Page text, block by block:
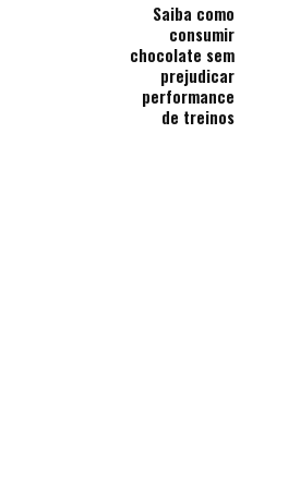
Saiba como
consumir
chocolate sem
prejudicar
performance
de treinos